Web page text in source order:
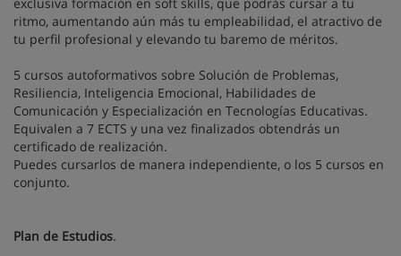
ritmo, aumentando aún más tu empleabilidad, el atractivo de
tu perfil profesional y elevando tu baremo de méritos.
5 cursos autoformativos sobre Solución de Problemas,
Resiliencia, Inteligencia Emocional, Habilidades de
Comunicación y Especialización en Tecnologías Educativas.
Equivalen a 7 ECTS y una vez finalizados obtendrás un
certificado de realización.
Puedes cursarlos de manera independiente, o los 5 cursos en
conjunto.
Plan de Estudios.